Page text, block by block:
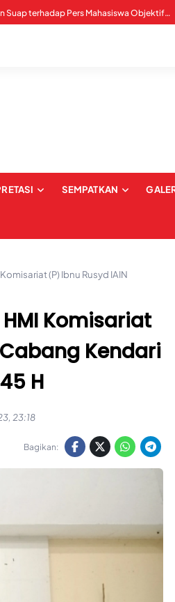
WALHI Sultra Mengecam Upaya Intimidasi dan Suap terhadap Pers Mahasiswa Objektif IAIN Kendari
SEMPATKAN
(P) Ibnu Rusyd IAIN
HMI Komisariat
Kendari
H
23:18
Bagikan: